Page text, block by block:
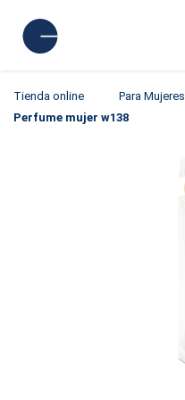
Tienda online Para Mujeres
Perfume mujer w138